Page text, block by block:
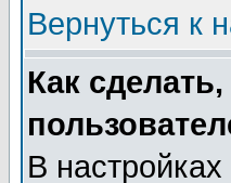
Вернуться к
Как
В